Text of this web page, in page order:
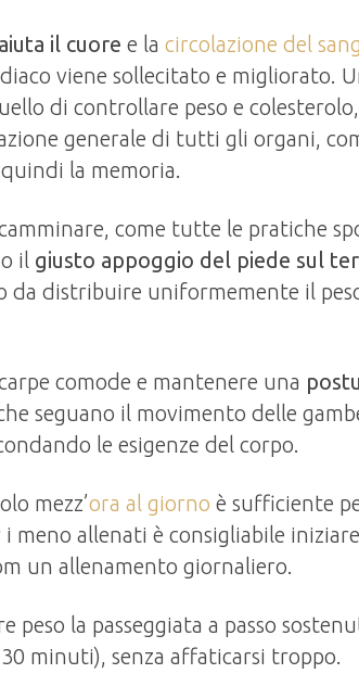
aiuta il cuore e la circolazione del
viene sollecitato e migliorato.
di controllare peso e
generale di tutti gli organi,
la memoria.
come tutte le pratiche
il giusto appoggio del piede sul
da distribuire uniformemente il
comode e mantenere una
seguano il movimento delle
le esigenze del corpo.
mezz’ora al giorno è sufficiente
i meno allenati è consigliabile
un allenamento giornaliero.
peso la passeggiata a passo
minuti), senza affaticarsi troppo.